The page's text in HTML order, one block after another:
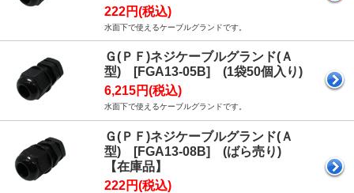
222円(税込)
水面下で使えるケーブルグランドです。
Ｇ(ＰＦ)ネジケーブルグランド(Ａ
型) [FGA13-05B] (1袋50個入り)
6,215円(税込)
水面下で使えるケーブルグランドです。
Ｇ(ＰＦ)ネジケーブルグランド(Ａ
型) [FGA13-08B] (ばら売り)
【在庫品】
222円(税込)